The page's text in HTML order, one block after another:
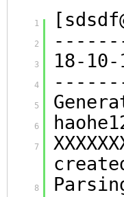
1
2
3
4
5
6
7
8
18-